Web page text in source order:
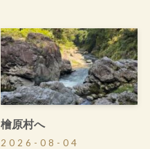
檜原村へ
2026-08-04